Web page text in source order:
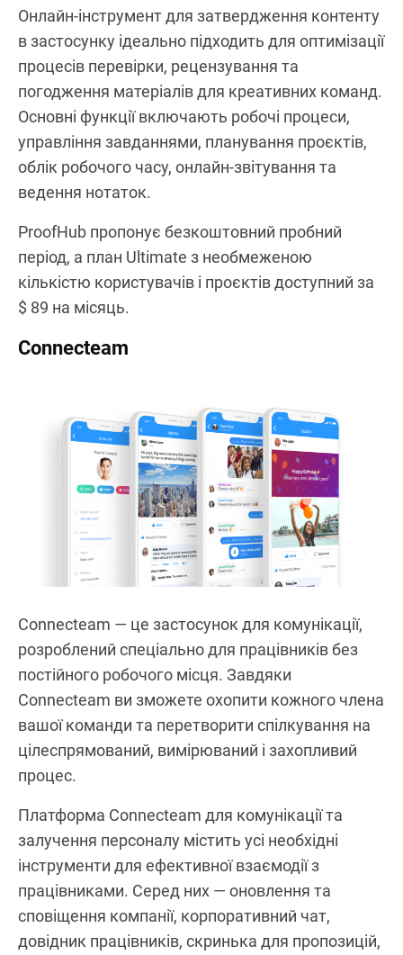
Онлайн-інструмент для затвердження контенту
в застосунку ідеально підходить для оптимізації
процесів перевірки, рецензування та
погодження матеріалів для креативних команд.
Основні функції включають робочі процеси,
управління завданнями, планування проєктів,
облік робочого часу, онлайн-звітування та
ведення нотаток.
ProofHub пропонує безкоштовний пробний
період, а план Ultimate з необмеженою
кількістю користувачів і проєктів доступний за
$ 89 на місяць.
Connecteam
Connecteam — це застосунок для комунікації,
розроблений спеціально для працівників без
постійного робочого місця. Завдяки
Connecteam ви зможете охопити кожного члена
вашої команди та перетворити спілкування на
цілеспрямований, вимірюваний і захопливий
процес.
Платформа Connecteam для комунікації та
залучення персоналу містить усі необхідні
інструменти для ефективної взаємодії з
працівниками. Серед них — оновлення та
сповіщення компанії, корпоративний чат,
довідник працівників, скринька для пропозицій,